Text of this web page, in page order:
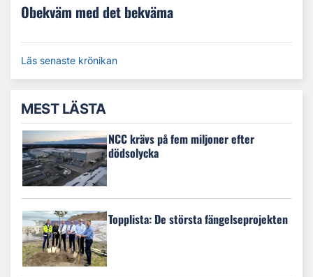
Obekväm med det bekväma
Läs senaste krönikan
MEST LÄSTA
NCC krävs på fem miljoner efter
dödsolycka
Topplista: De största fängelseprojekten